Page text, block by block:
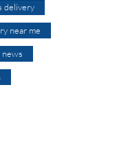
delivery
near me
news